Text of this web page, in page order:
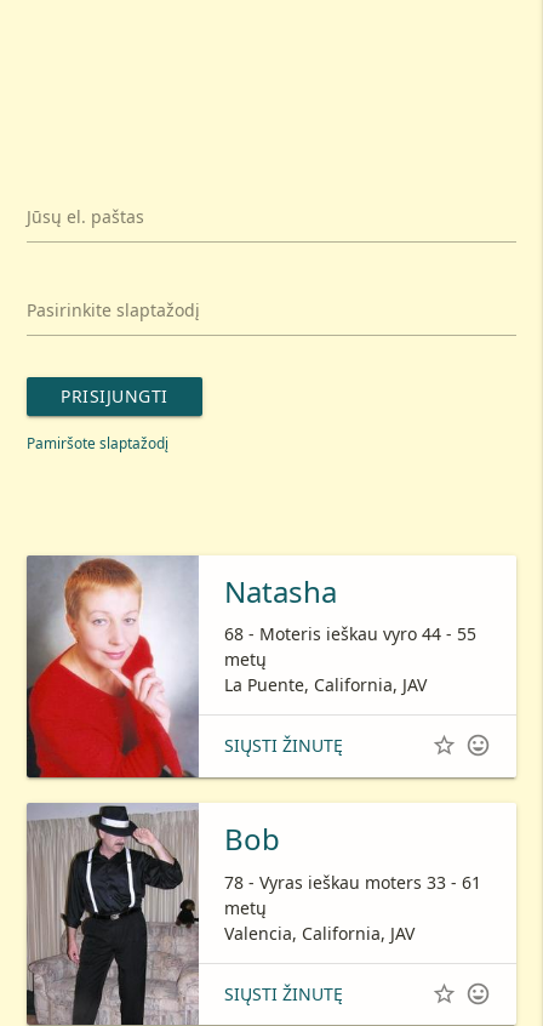
Jūsų el. paštas
Pasirinkite slaptažodį
PRISIJUNGTI
Pamiršote slaptažodį
Natasha
68 - Moteris ieškau vyro 44 - 55
metų
La Puente, California, JAV
SIŲSTI ŽINUTĘ  
Bob
78 - Vyras ieškau moters 33 - 61
metų
Valencia, California, JAV
SIŲSTI ŽINUTĘ  